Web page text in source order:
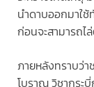
นำดาบออกมาใ
ก่อนจะสามารถ
ภายหลังทราบว่า
โบราณ วิชากระ